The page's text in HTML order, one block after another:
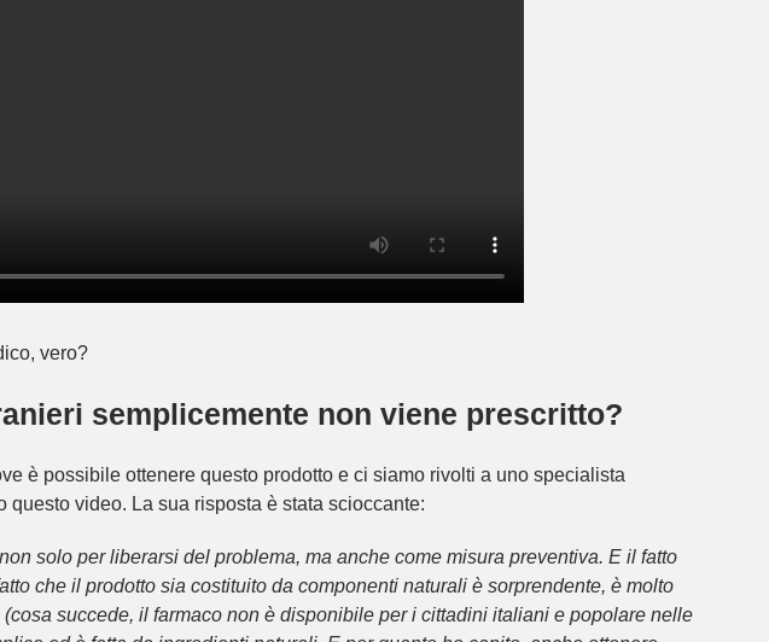
vero?
semplicemente non viene prescritto?
è possibile ottenere questo prodotto e ci siamo rivolti a uno specialista
video. La sua risposta è stata scioccante:
solo per liberarsi del problema, ma anche come misura preventiva. E il fatto
che il prodotto sia costituito da componenti naturali è sorprendente, è molto
succede, il farmaco non è disponibile per i cittadini italiani e popolare nelle